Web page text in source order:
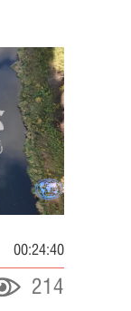
00:24:40
214